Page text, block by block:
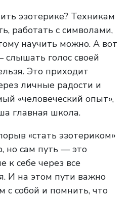
эзотерике? Техникам
работать с символами,
научить можно. А вот
голос своей
Это приходит
личные радости и
«человеческий опыт»,
главная школа.
«стать эзотериком»
но сам путь — это
к себе через все
И на этом пути важно
с собой и помнить, что